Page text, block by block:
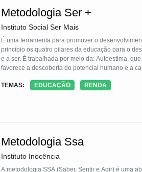
Metodologia Ser +
Instituto Social Ser Mais
É uma ferramenta para promover o
princípio os quatro pilares da educação para o
e a ser. É trabalhada por meio da: Autoestima,
favorece a descoberta do potencial humano e a
do Projeto de Vida e Carreira, de Ação Social,
TEMAS: EDUCAÇÃO RENDA
Metodologia Ssa
Instituto Inocência
A metodologia SSA (Saber, Sentir e Agir) é uma